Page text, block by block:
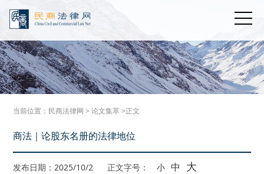
当前位置： 民商法律网 >论文集萃>正文
商法｜论股东名册的法律地位
发布日期：2025/10/2 正文字号： 小 中 大